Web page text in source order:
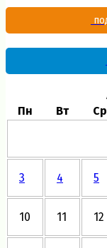
Пн
Вт Ср
3 4 5
10 11 12